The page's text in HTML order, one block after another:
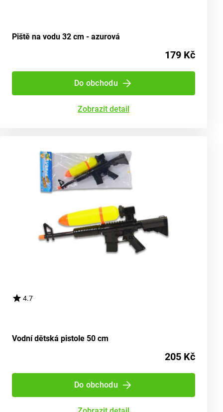
Piště na vodu 32 cm - azurová
179 Kč
Do obchodu
Zobrazit detail
4.7
Vodní dětská pistole 50 cm
205 Kč
Do obchodu